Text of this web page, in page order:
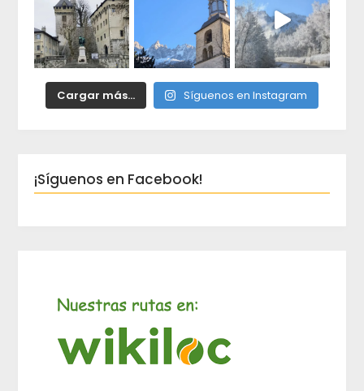
Cargar más... Síguenos en Instagram
¡Síguenos en Facebook!